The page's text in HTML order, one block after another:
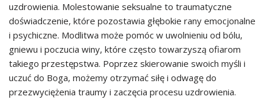
uzdrowienia. Molestowanie seksualne to traumatyczne
doświadczenie, które pozostawia głębokie rany emocjonalne
i psychiczne. Modlitwa może pomóc w uwolnieniu od bólu,
gniewu i poczucia winy, które często towarzyszą ofiarom
takiego przestępstwa. Poprzez skierowanie swoich myśli i
uczuć do Boga, możemy otrzymać siłę i odwagę do
przezwyciężenia traumy i zaczęcia procesu uzdrowienia.